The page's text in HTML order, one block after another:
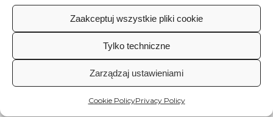
Zaakceptuj wszystkie pliki cookie
Tylko techniczne
Zarządzaj ustawieniami
Cookie PolicyPrivacy Policy
naturalnymi. Uprawiamy rolnictwo precyzyjne
4.0, a zatem zasadne interwencje, straty wody
danym polu. Zbieramy i przetwarzamy nasz
produkt w ciągu 24 godzin, w celu zachowania
autentycznego smaku i świeżości surowców.